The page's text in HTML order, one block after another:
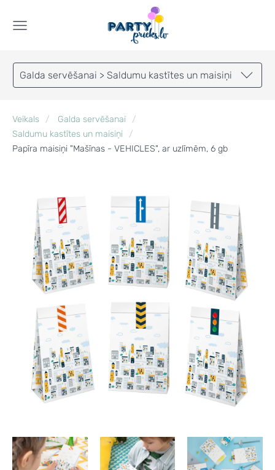
Galda servēšanai > Saldumu kastītes un maisiņi
Veikals
Galda servēšanai
Saldumu kastītes un maisiņi
Papīra maisiņi "Mašīnas - VEHICLES", ar uzlīmēm, 6 gb